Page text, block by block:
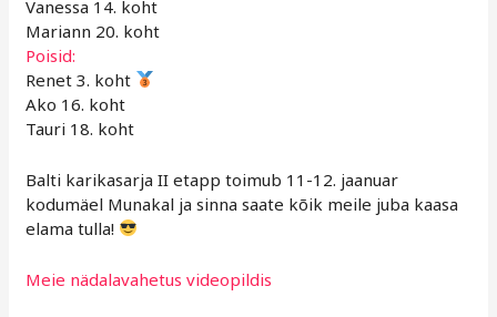
Vanessa 14. koht
Mariann 20. koht
Poisid:
Renet 3. koht
Ako 16. koht
Tauri 18. koht
Balti karikasarja II etapp toimub 11-12. jaanuar
kodumäel Munakal ja sinna saate kõik meile juba kaasa
elama tulla!
Meie nädalavahetus videopildis